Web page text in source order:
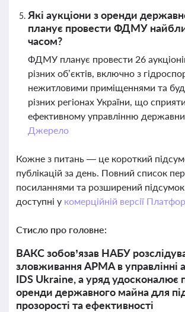
Які аукціони з оренди
планує провести ФДМУ
часом?
ФДМУ планує провести 26
різних об’єктів, включно з
нежитловими приміщеннями та
різних регіонах України, що
ефективному управлінню
Джерело
Кожне з питань — це короткий
публікацій за день. Повний список
посиланнями та розширений
доступні у комерційній версії
Стисло про головне:
ВАКС зобов’язав НАБУ
зловживання АРМА в управлінні
IDS Ukraine, а уряд удосконалює
оренди державного майна для
прозорості та ефективності